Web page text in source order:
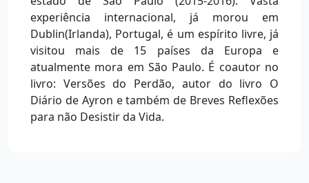
experiência internacional, já morou em
Dublin(Irlanda), Portugal, é um espírito livre, já
visitou mais de 15 países da Europa e
atualmente mora em São Paulo. É coautor no
livro: Versões do Perdão, autor do livro O
Diário de Ayron e também de Breves Reflexões
para não Desistir da Vida.